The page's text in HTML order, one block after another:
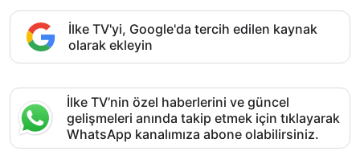
İlke TV'yi, Google'da tercih edilen kaynak
olarak ekleyin
İlke TV’nin özel haberlerini ve güncel
gelişmeleri anında takip etmek için tıklayarak
WhatsApp kanalımıza abone olabilirsiniz.